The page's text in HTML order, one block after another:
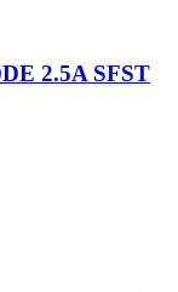
2.5A SFST